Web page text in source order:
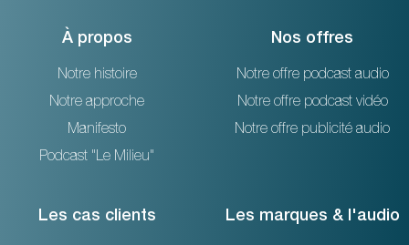
À propos
Notre histoire
Notre approche
Manifesto
Podcast "Le Milieu"
Nos offres
Notre offre podcast audio
Notre offre podcast vidéo
Notre offre publicité audio
Les cas clients Les marques & l'audio